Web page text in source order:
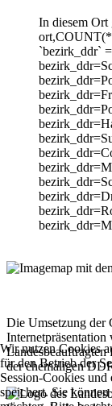
In diesem Ort
`bezirk_ddr`
Die Umsetzung der
Landesbeauftragten
der ehemaligen
Wir nutzen Cookies
für den Betrieb der
Session-Cookies
speichert. Sie